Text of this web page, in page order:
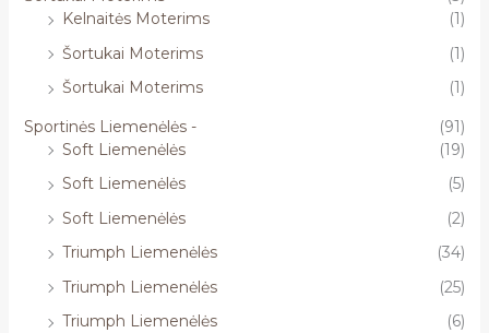
Kelnaitės Moterims
(1)
Šortukai Moterims
(1)
Šortukai Moterims
(1)
Sportinės Liemenėlės -
(91)
Soft Liemenėlės
(19)
Soft Liemenėlės
(5)
Soft Liemenėlės
(2)
Triumph Liemenėlės
(34)
Triumph Liemenėlės
(25)
Triumph Liemenėlės
(6)